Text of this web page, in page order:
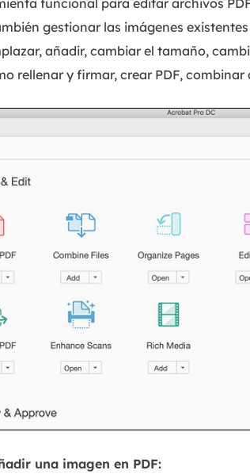
funcional para editar archivos
gestionar las imágenes
añadir, cambiar el tamaño,
rellenar y firmar, crear PDF, combinar
una imagen en PDF: